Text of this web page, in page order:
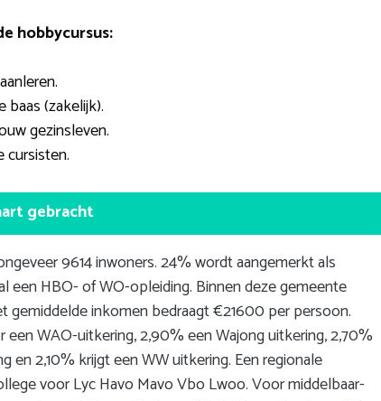
hobbycursus:
(zakelijk).
gezinsleven.
cursisten.
gebracht
9614 inwoners. 24% wordt aangemerkt als
een HBO- of WO-opleiding. Binnen deze gemeente
gemiddelde inkomen bedraagt €21600 per persoon.
WAO-uitkering, 2,90% een Wajong uitkering, 2,70%
en 2,10% krijgt een WW uitkering. Een regionale
voor Lyc Havo Mavo Vbo Lwoo. Voor middelbaar-